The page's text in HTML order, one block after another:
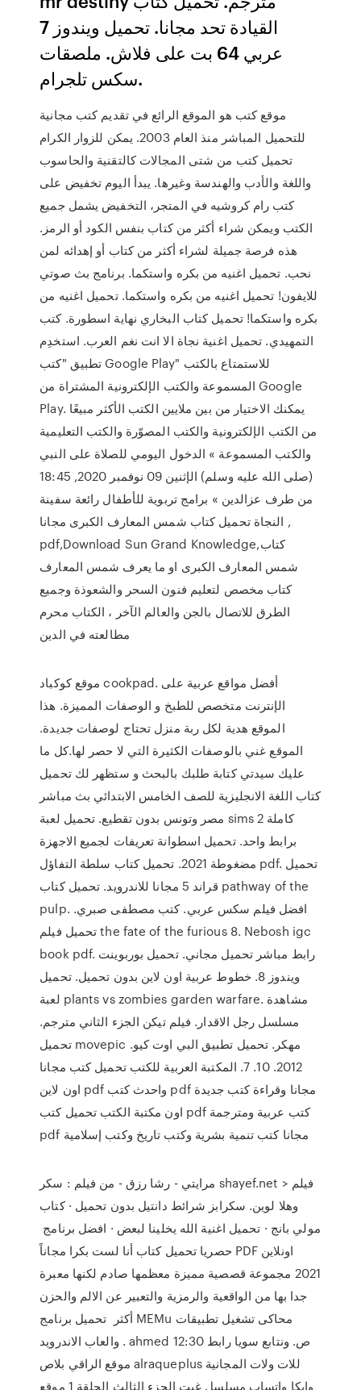
القيادة تحد مجانا. تحميل ويندوز 7
عربي 64 بت على فلاش. ملصقات
سكس تلجرام.
موقع كتب هو الموقع الرائع في تقديم كتب مجانية
للتحميل المباشر منذ العام 2003. يمكن للزوار الكرام
تحميل كتب من شتى المجالات كالتقنية والحاسوب
واللغة والأدب والهندسة وغيرها. يبدأ اليوم تخفيض على
كتب رام كروشيه في المتجر، التخفيض يشمل جميع
الكتب ويمكن شراء أكثر من كتاب بنفس الكود أو الرمز.
هذه فرصة جميلة لشراء أكثر من كتاب أو إهدائه لمن
نحب. تحميل اغنيه من بكره واستكما. برنامج بث صوتي
للايفون! تحميل اغنيه من بكره واستكما. تحميل اغنيه من
بكره واستكما! تحميل كتاب البخاري نهاية اسطورة. كتب
التمهيدي. تحميل اغنية نجاة الا انت نغم العرب. استخدِم
تطبيق "كتب Google Play" للاستمتاع بالكتب
المسموعة والكتب الإلكترونية المشتراة من Google
Play. يمكنك الاختيار من بين ملايين الكتب الأكثر مبيعًا
من الكتب الإلكترونية والكتب المصوّرة والكتب التعليمية
والكتب المسموعة » الدخول اليومي للصلاة على النبي
(صلى الله عليه وسلم) الإثنين 09 نوفمبر 2020, 18:45
من طرف عزالدين » برامج تربوية للأطفال رائعة سفينة
النجاة تحميل كتاب شمس المعارف الكبرى مجانا ,
pdf,Download Sun Grand Knowledge,كتاب
شمس المعارف الكبرى او ما يعرف شمس المعارف
كتاب مخصص لتعليم فنون السحر والشعوذة وجميع
الطرق للاتصال بالجن والعالم الآخر ، الكتاب محرم
مطالعته في الدين
موقع كوكباد cookpad. أفضل مواقع عربية على
الإنترنت متخصص للطبخ و الوصفات المميزة. هذا
الموقع هدية لكل ربة منزل تحتاج لوصفات جديدة.
الموقع غني بالوصفات الكثيرة التي لا حصر لها.كل ما
عليك سيدتي كتابة طلبك بالبحث و ستظهر لك تحميل
كتاب اللغة الانجليزية للصف الخامس الابتدائي بث مباشر
مصر وتونس بدون تقطيع. تحميل لعبة sims 2 كاملة
برابط واحد. تحميل اسطوانة تعريفات لجميع الاجهزة
مضغوطة 2021. تحميل كتاب سلطة التفاؤل pdf. تحميل
قراند 5 مجانا للاندرويد. تحميل كتاب pathway of the
pulp. افضل فيلم سكس عربي. كتب مصطفى صبري.
تحميل فيلم the fate of the furious 8. Nebosh igc
book pdf. رابط مباشر تحميل مجاني. تحميل بوربوينت
ويندوز 8. خطوط عربية اون لاين بدون تحميل. تحميل
لعبة plants vs zombies garden warfare. مشاهدة
مسلسل رجل الاقدار. فيلم تيكن الجزء الثاني مترجم.
تحميل movepic مهكر. تحميل تطبيق البي اوت كيو.
2012. 10. 7. المكتبة العربية للكتب تحميل كتب مجانا
اون لاين pdf واحدث كتب pdf مجانا وقراءة كتب جديدة
اون مكتبة الكتب تحميل كتب pdf كتب عربية ومترجمة
pdf مجانا كتب تنمية بشرية وكتب تاريخ وكتب إسلامية
مرايتي - رشا رزق - من فيلم : سكر shayef.net > فيلم
وهلا لوين. سكرابز شرائط دانتيل بدون تحميل · كتاب
مولي بانج · تحميل اغنية الله يخلينا لبعض · افضل برنامج
حصريا تحميل كتاب أنا لست بكرا مجاناً PDF اونلاين
2021 مجموعة قصصية مميزة معظمها صادم لكنها معبرة
جدا بها من الواقعية والرمزية والتعبير عن الالم والحزن
أكثر تحميل برنامج MEMu محاكى تشغيل تطبيقات
والعاب الاندرويد . ahmed 12:30 ص. ونتابع سويا رابط
موقع الراقي بلاص alraqueplus للات ولات المجانية
وابكا واتساب مسلسل غيت الجزء الثالث الحلقة 1 موقع